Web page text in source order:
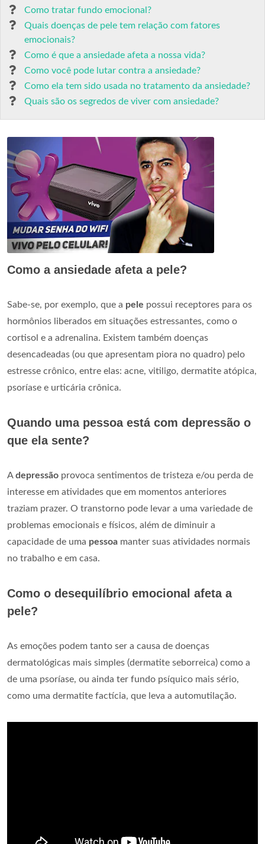
Como tratar fundo emocional?
Quais doenças de pele tem relação com fatores
emocionais?
Como é que a ansiedade afeta a nossa vida?
Como você pode lutar contra a ansiedade?
Como ela tem sido usada no tratamento da ansiedade?
Quais são os segredos de viver com ansiedade?
Como a ansiedade afeta a pele?
Sabe-se, por exemplo, que a pele possui receptores para os
hormônios liberados em situações estressantes, como o
cortisol e a adrenalina. Existem também doenças
desencadeadas (ou que apresentam piora no quadro) pelo
estresse crônico, entre elas: acne, vitiligo, dermatite atópica,
psoríase e urticária crônica.
Quando uma pessoa está com depressão o
que ela sente?
Adepressão provoca sentimentos de tristeza e/ou perda de
interesse em atividades que em momentos anteriores
traziam prazer. O transtorno pode levar a uma variedade de
problemas emocionais e físicos, além de diminuir a
capacidade de uma pessoa manter suas atividades normais
no trabalho e em casa.
Como o desequilíbrio emocional afeta a
pele?
As emoções podem tanto ser a causa de doenças
dermatológicas mais simples (dermatite seborreica) como a
de uma psoríase, ou ainda ter fundo psíquico mais sério,
como uma dermatite factícia, que leva a automutilação.